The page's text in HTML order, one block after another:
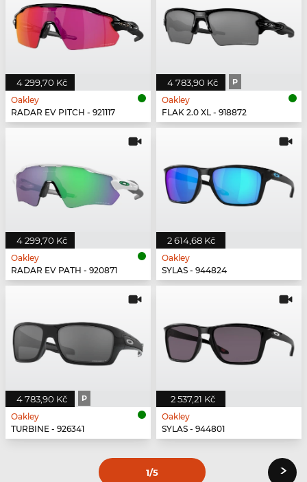
4 299,70 Kč
Oakley
RADAR EV PITCH - 921117
4 783,90 Kč P
Oakley
FLAK 2.0 XL - 918872
4 299,70 Kč
Oakley
RADAR EV PATH - 920871
2 614,68 Kč
Oakley
SYLAS - 944824
4 783,90 Kč P
Oakley
TURBINE - 926341
2 537,21 Kč
Oakley
SYLAS - 944801
1/5 ›